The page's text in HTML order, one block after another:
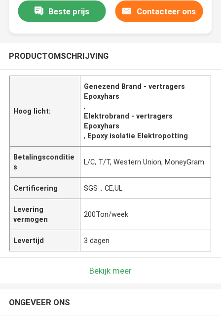
Beste prijs Contacteer ons
PRODUCTOMSCHRIJVING
Hoog licht:
Genezend Brand - vertragers
Epoxyhars
,
Elektrobrand - vertragers
Epoxyhars
, Epoxy isolatie Elektropotting
Betalingsconditie
s
L/C, T/T, Western Union, MoneyGram
Certificering SGS，CE,UL
Levering
vermogen
200Ton/week
Levertijd 3 dagen
Bekijk meer
ONGEVEER ONS